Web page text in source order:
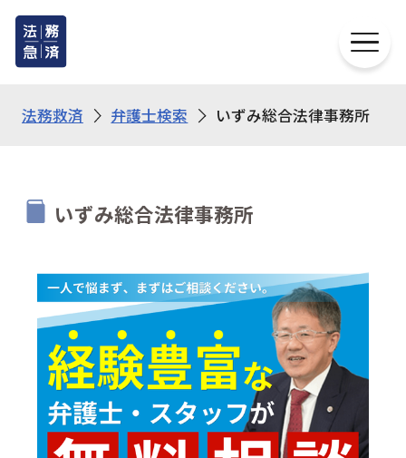
法務救済 弁護士検索 いずみ総合法律事務所
いずみ総合法律事務所